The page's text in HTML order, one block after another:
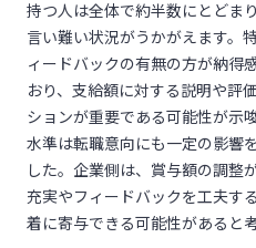
持つ人は全体で約半数にとどま
言い難い状況がうかがえます。
ィードバックの有無の方が納得
おり、支給額に対する説明や評
ションが重要である可能性が示
水準は転職意向にも一定の影響
した。企業側は、賞与額の調整
充実やフィードバックを工夫す
着に寄与できる可能性があると